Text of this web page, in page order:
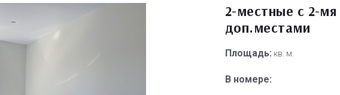
2-местные с 2-мя
доп.местами
Площадь: кв. м.
В номере: